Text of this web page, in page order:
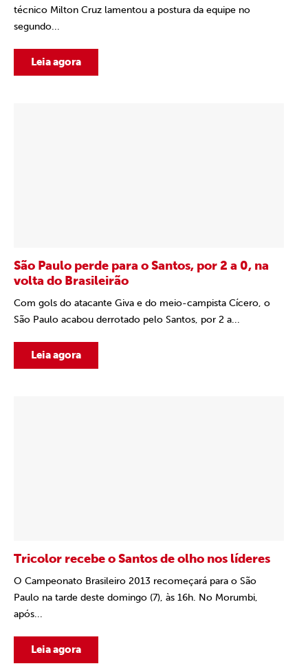
técnico Milton Cruz lamentou a postura da equipe no
segundo...
Leia agora
São Paulo perde para o Santos, por 2 a 0, na
volta do Brasileirão
Com gols do atacante Giva e do meio-campista Cícero, o
São Paulo acabou derrotado pelo Santos, por 2 a...
Leia agora
Tricolor recebe o Santos de olho nos líderes
O Campeonato Brasileiro 2013 recomeçará para o São
Paulo na tarde deste domingo (7), às 16h. No Morumbi,
após...
Leia agora